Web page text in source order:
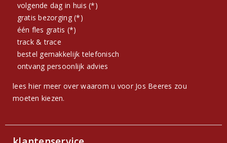
volgende dag in huis (*)
gratis bezorging (*)
één fles gratis (*)
track & trace
bestel gemakkelijk telefonisch
ontvang persoonlijk advies
lees hier meer over waarom u voor Jos Beeres zou
moeten kiezen.